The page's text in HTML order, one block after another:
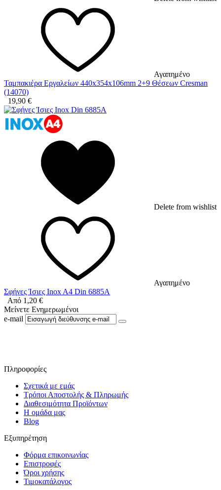
Αγαπημένο
Ταμπακιέρα Εργαλείων 440x354x106mm 2+9 Θέσεων Cresman
(14070)
19,90 €
Delete from wishlist
Αγαπημένο
Σφήνες Ίσιες Inox A4 Din 6885A
Από 1,20 €
Μείνετε Ενημερωμένοι
e-mail
Πληροφορίες
Σχετικά με εμάς
Τρόποι Αποστολής & Πληρωμής
Διαθεσιμότητα Προϊόντων
Η ομάδα μας
Blog
Εξυπηρέτηση
Φόρμα επικοινωνίας
Επιστροφές
Όροι χρήσης
Τιμοκατάλογος